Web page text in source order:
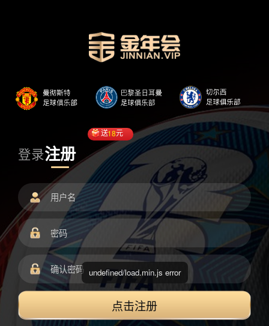
登录注册
送18元
点击注册
undefined/load.min.js error